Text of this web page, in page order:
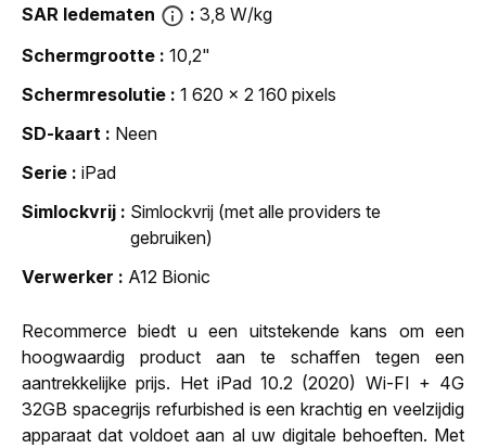
SAR ledematen
3,8 W/kg
Schermgrootte
10,2"
Schermresolutie
1 620 x 2 160 pixels
SD-kaart
Neen
Serie
iPad
Simlockvrij
Simlockvrij (met alle providers te
gebruiken)
Verwerker
A12 Bionic
Recommerce biedt u een uitstekende kans om een
hoogwaardig product aan te schaffen tegen een
aantrekkelijke prijs. Het iPad 10.2 (2020) Wi-FI + 4G
32GB spacegrijs refurbished is een krachtig en veelzijdig
apparaat dat voldoet aan al uw digitale behoeften. Met